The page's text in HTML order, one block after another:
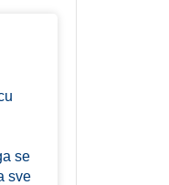
se
sve